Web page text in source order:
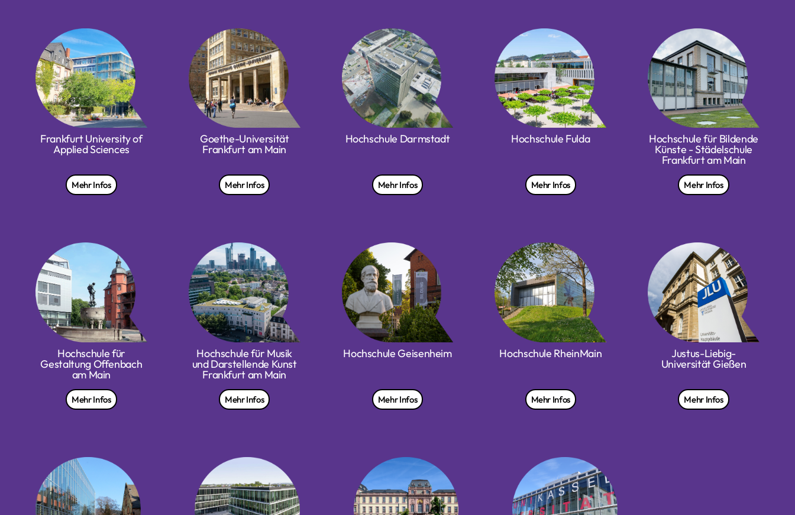
Frankfurt University of
Applied Sciences
Goethe-Universität
Frankfurt am Main
Hochschule Darmstadt Hochschule Fulda Hochschule für Bildende
Künste - Städelschule
Frankfurt am Main
Mehr Infos Mehr Infos Mehr Infos Mehr Infos Mehr Infos
Hochschule für
Gestaltung Offenbach
am Main
Hochschule für Musik
und Darstellende Kunst
Frankfurt am Main
Hochschule Geisenheim Hochschule RheinMain Justus-Liebig-
Universität Gießen
Mehr Infos Mehr Infos Mehr Infos Mehr Infos Mehr Infos